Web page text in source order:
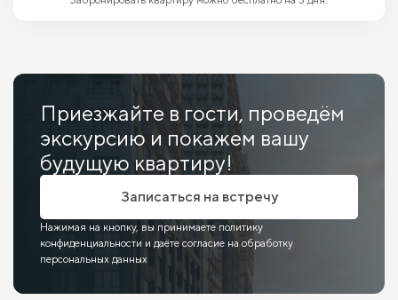
Приезжайте в гости, проведём
экскурсию и покажем вашу
будущую квартиру!
Записаться на встречу
Нажимая на кнопку, вы принимаете политику
конфиденциальности и даёте согласие на обработку
персональных данных